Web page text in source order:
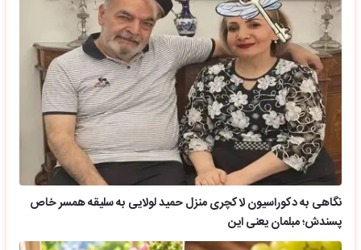
نگاهی به دکوراسیون لاکچری منزل حمید لولایی به سلیقه همسر خاص
پسندش؛ مبلمان یعنی این